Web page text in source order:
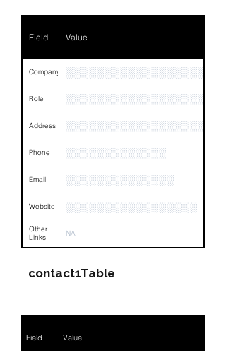
Field Value
Company ░░░░░░░░░░░░░░░░░░░░
Role
Address
Phone ░░░░░░░░░░░░░
Email ░░░░░░░░░░░░░░
Website ░░░░░░░░░░░░░░░░░
Other
Links
NA
contact1Table
Field Value